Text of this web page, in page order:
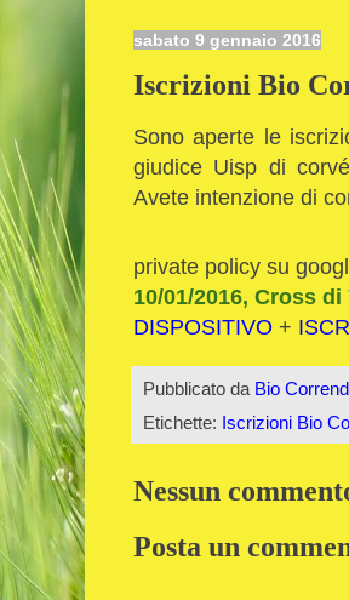
sabato 9 gennaio 2016
Iscrizioni Bio
Sono aperte le
giudice Uisp di
Avete intenzione di
private policy su
10/01/2016, Cross
DISPOSITIVO +
Pubblicato da Bio
Etichette: Iscrizioni Bio
Nessun
Posta un